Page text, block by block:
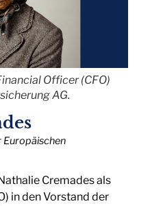
Officer (CFO)
AG.
Europäischen
Cremades als
in den Vorstand der